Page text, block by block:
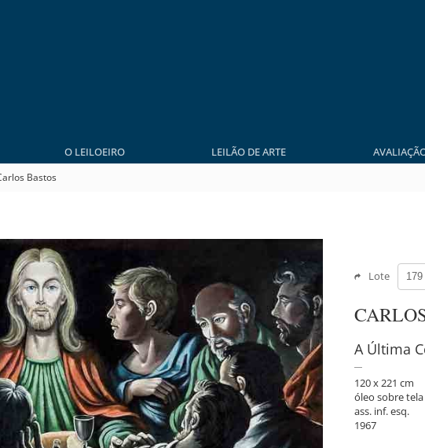
O LEILOEIRO LEILÃO DE ARTE
Bastos
Lote
A Última
120 x 221 cm
óleo sobre tela
ass. inf. esq.
1967